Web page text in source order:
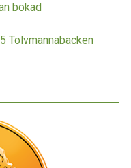
bokad
Tolvmannabacken